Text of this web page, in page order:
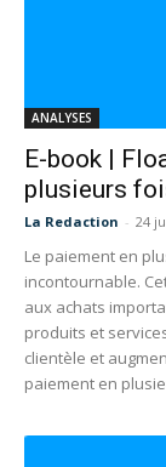
ANALYSES
E-book |
plusieurs
La Redaction - 24
Le paiement en
incontournable.
aux achats
produits et
clientèle et
paiement en